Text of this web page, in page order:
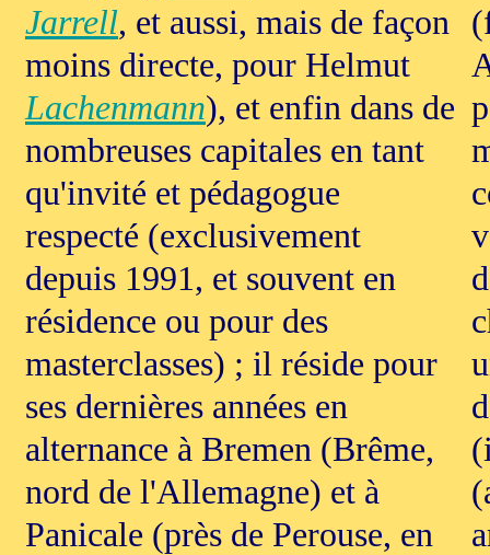
Jarrell, et aussi, mais de façon
moins directe, pour Helmut
Lachenmann), et enfin dans de
nombreuses capitales en tant
qu'invité et pédagogue
respecté (exclusivement
depuis 1991, et souvent en
résidence ou pour des
masterclasses) ; il réside pour
ses dernières années en
alternance à Bremen (Brême,
nord de l'Allemagne) et à
Panicale (près de Perouse, en